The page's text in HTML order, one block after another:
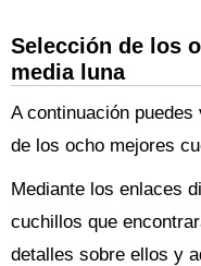
Selección de los
media luna
A continuación
de los ocho mejores
Mediante los enlaces
cuchillos que
detalles sobre ellos y